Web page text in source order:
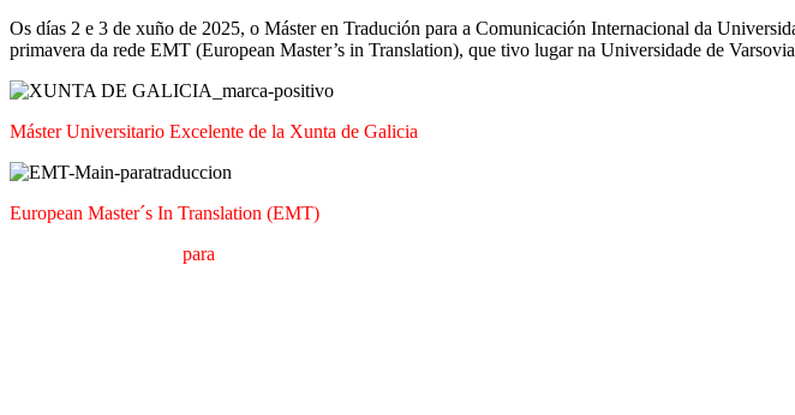
Os días 2 e 3 de xuño de 2025, o Máster en Tradución para a Comunicación Internacional da
primavera da rede EMT (European Master’s in Translation), que tivo lugar na Universidade de
Máster Universitario Excelente de la Xunta de Galicia
European Master´s In Translation (EMT)
para